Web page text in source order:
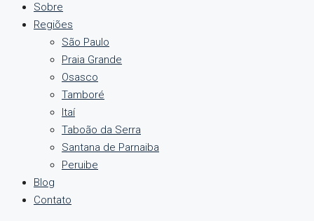
Sobre
Regiões
São Paulo
Praia Grande
Osasco
Tamboré
Itaí
Taboão da Serra
Santana de Parnaiba
Peruibe
Blog
Contato